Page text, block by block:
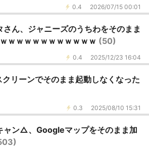
0.4 2026/07/15 00:01
さん、ジャニーズのうちわをそのまま
ｗｗｗｗｗｗｗｗｗｗｗ (50)
0.4 2025/12/23 16:04
クリーンでそのまま起動しなくなった
0.3 2025/08/10 15:31
ャン△、Googleマップをそのまま加